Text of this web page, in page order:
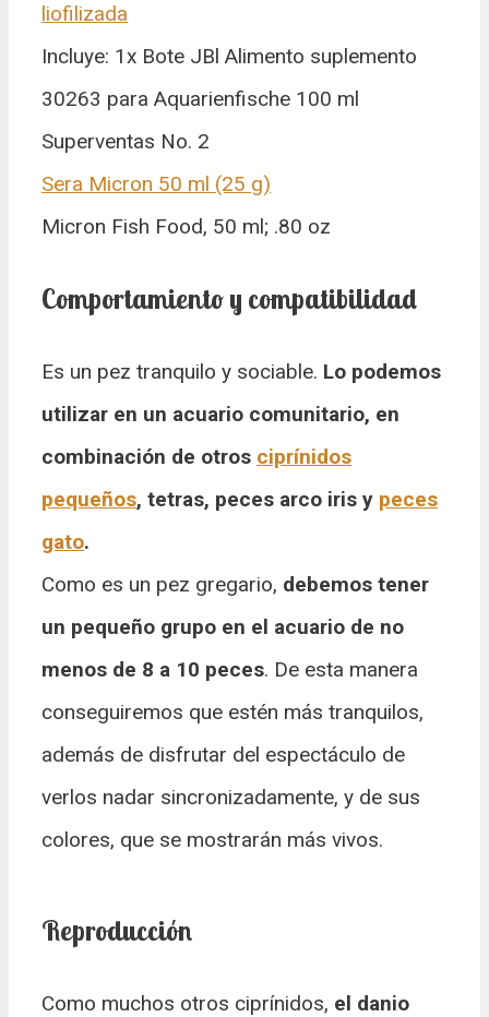
liofilizada
Incluye: 1x Bote JBl Alimento suplemento
30263 para Aquarienfische 100 ml
Superventas No. 2
Sera Micron 50 ml (25 g)
Micron Fish Food, 50 ml; .80 oz
Comportamiento y compatibilidad
Es un pez tranquilo y sociable. Lo podemos
utilizar en un acuario comunitario, en
combinación de otros ciprínidos
pequeños, tetras, peces arco iris y peces
gato.
Como es un pez gregario, debemos tener
un pequeño grupo en el acuario de no
menos de 8 a 10 peces. De esta manera
conseguiremos que estén más tranquilos,
además de disfrutar del espectáculo de
verlos nadar sincronizadamente, y de sus
colores, que se mostrarán más vivos.
Reproducción
Como muchos otros ciprínidos, el danio